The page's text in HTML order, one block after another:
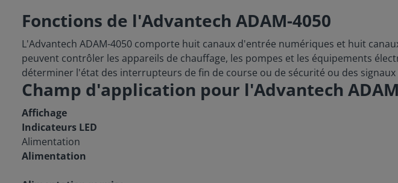
Fonctions de l'Advantech ADAM-4050
L'Advantech ADAM-4050 comporte huit canaux d'entrée numériques et huit
peuvent contrôler les appareils de chauffage, les pompes et les équipements
déterminer l'état des interrupteurs de fin de course ou de sécurité ou des
Champ d'application pour l'Advantech
Affichage
Indicateurs LED
Alimentation
Alimentation